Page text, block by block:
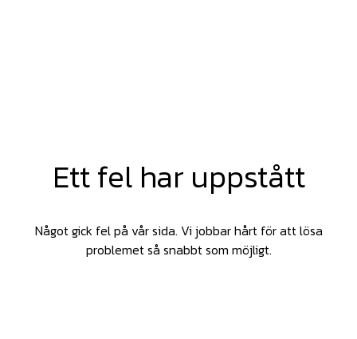
Ett fel har uppstått
Något gick fel på vår sida. Vi jobbar hårt för att lösa
problemet så snabbt som möjligt.